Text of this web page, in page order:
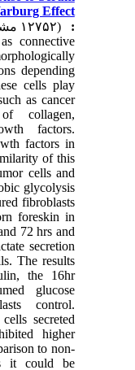
Effect
connective
depending
cells play
as cancer
collagen,
factors.
factors in
of this
cells and
glycolysis
fibroblasts
foreskin in
72 hrs and
secretion
The results
the 16hr
glucose
control.
cells secreted
higher
to non-
it could be